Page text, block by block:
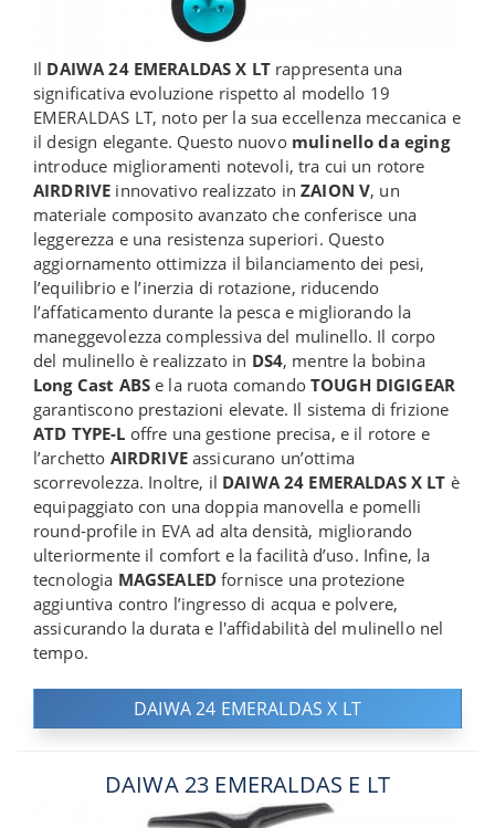
Il DAIWA 24 EMERALDAS X LTrappresenta una
significativa evoluzione rispetto al modello 19
EMERALDAS LT, noto per la sua eccellenza meccanica e
il design elegante. Questo nuovo mulinello da eging
introduce miglioramenti notevoli, tra cui un rotore
AIRDRIVE innovativo realizzato inZAION V, un
materiale composito avanzato che conferisce una
leggerezza e una resistenza superiori. Questo
aggiornamento ottimizza il bilanciamento dei pesi,
l’equilibrio e l’inerzia di rotazione, riducendo
l’affaticamento durante la pesca e migliorando la
maneggevolezza complessiva del mulinello. Il corpo
del mulinello è realizzato in DS4, mentre la bobina
Long Cast ABSe la ruota comando TOUGH DIGIGEAR
garantiscono prestazioni elevate. Il sistema di frizione
ATD TYPE-L offre una gestione precisa, e il rotore e
l’archetto AIRDRIVEassicurano un’ottima
scorrevolezza. Inoltre, il DAIWA 24 EMERALDAS X LT è
equipaggiato con una doppia manovella e pomelli
round-profile in EVA ad alta densità, migliorando
ulteriormente il comfort e la facilità d’uso. Infine, la
tecnologia MAGSEALED fornisce una protezione
aggiuntiva contro l’ingresso di acqua e polvere,
assicurando la durata e l'affidabilità del mulinello nel
tempo.
DAIWA 24 EMERALDAS X LT
DAIWA 23 EMERALDAS E LT